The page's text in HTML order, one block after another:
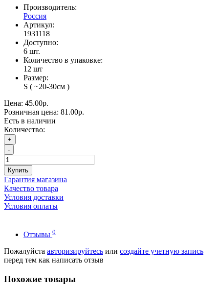
Производитель:
Россия
Артикул:
1931118
Доступно:
6 шт.
Количество в упаковке:
12 шт
Размер:
S ( ~20-30см )
Цена: 45.00р.
Розничная цена: 81.00р.
Есть в наличии
Количество:
+
-
Купить
Гарантия магазина
Качество товара
Условия доставки
Условия оплаты
Отзывы 0
Пожалуйста авторизируйтесь или создайте учетную запись
перед тем как написать отзыв
Похожие товары